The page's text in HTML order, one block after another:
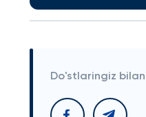
Do'stlaringiz